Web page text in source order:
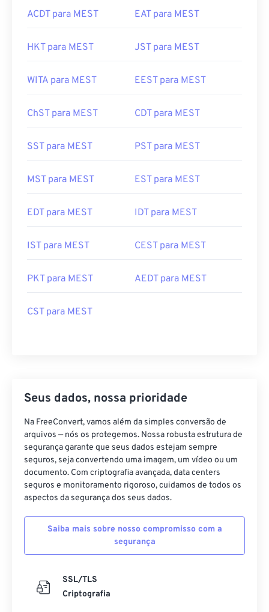
ACDT para MEST EAT para MEST
HKT para MEST JST para MEST
WITA para MEST EEST para MEST
ChST para MEST CDT para MEST
SST para MEST PST para MEST
MST para MEST EST para MEST
EDT para MEST IDT para MEST
IST para MEST CEST para MEST
PKT para MEST AEDT para MEST
CST para MEST
Seus dados, nossa prioridade
Na FreeConvert, vamos além da simples conversão de
arquivos — nós os protegemos. Nossa robusta estrutura de
segurança garante que seus dados estejam sempre
seguros, seja convertendo uma imagem, um vídeo ou um
documento. Com criptografia avançada, data centers
seguros e monitoramento rigoroso, cuidamos de todos os
aspectos da segurança dos seus dados.
Saiba mais sobre nosso compromisso com a
segurança
SSL/TLS
Criptografia